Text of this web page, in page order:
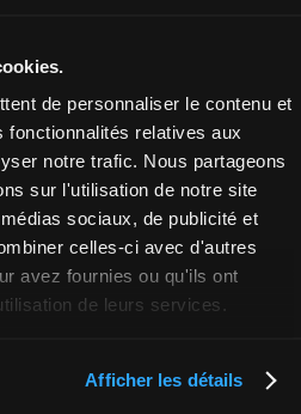
de personnaliser le contenu et
fonctionnalités relatives aux
notre trafic. Nous partageons
sur l'utilisation de notre site
sociaux, de publicité et
celles-ci avec d'autres
avez fournies ou qu'ils ont
de leurs services.
Afficher les détails